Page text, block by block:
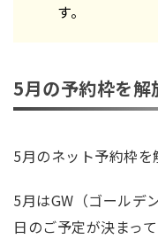
す。
5月の予約枠を解
5月のネット予約枠を
5月はGW（ゴールデ
日のご予定が決まっ